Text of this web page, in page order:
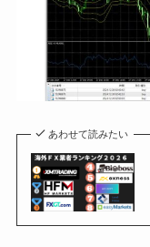
あわせて読みたい